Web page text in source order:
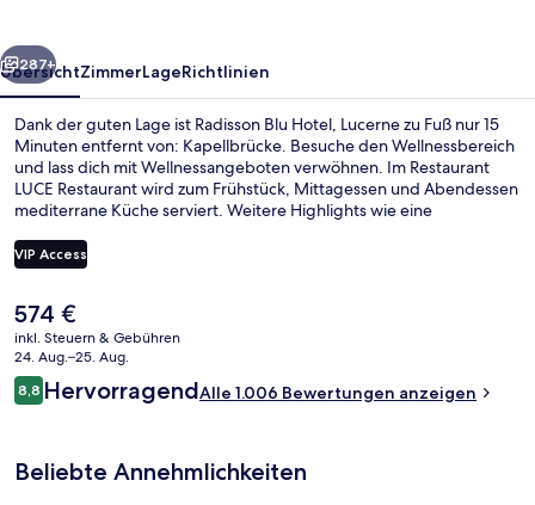
Weiter
287+
ÜbersichtZimmerLageRichtlinien
Dank der guten Lage ist Radisson Blu Hotel, Lucerne zu Fuß nur 15
Minuten entfernt von: Kapellbrücke. Besuche den Wellnessbereich
und lass dich mit Wellnessangeboten verwöhnen. Im Restaurant
LUCE Restaurant wird zum Frühstück, Mittagessen und Abendessen
mediterrane Küche serviert. Weitere Highlights wie eine
dieses Hotel im luxuriösen Stil. Andere Reisende lieben das
hilfsbereite Personal.
VIP Access
Der
aktuelle
Preis
beträgt
574 €.
574 €
inkl. Steuern & Gebühren
24. Aug.–25. Aug.
Bewertungen
8,88,8 von 10.
HervorragendAlle 1.006 Bewertungen anzeigen
Beliebte Annehmlichkeiten